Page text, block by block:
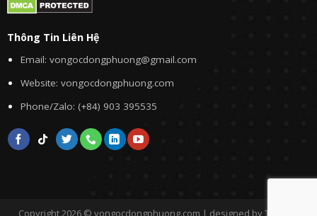
Thông Tin Liên Hệ
Email: vongocdongphuong@gmail.com
Website: vongocdongphuong.com
Phone/Zalo: (+84) 903 395535
Copyright 2026 © vongocdongphuong.com | designed by Tini&Me